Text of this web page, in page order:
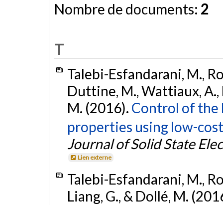
Nombre de documents: 2
T
Talebi-Esfandarani, M.,
Duttine, M., Wattiaux, A.,
M. (2016). Control of the
properties using low-
Journal of Solid State
Lien externe
Talebi-Esfandarani, M.,
Liang, G., & Dollé, M.